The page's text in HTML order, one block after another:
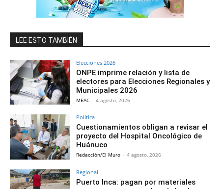
LEE ESTO TAMBIÉN
Elecciones 2026
ONPE imprime relación y lista de
electores para Elecciones Regionales y
Municipales 2026
MEAC - 4 agosto, 2026
Política
Cuestionamientos obligan a revisar el
proyecto del Hospital Oncológico de
Huánuco
Redacción/El Muro - 4 agosto, 2026
Regional
Puerto Inca: pagan por materiales